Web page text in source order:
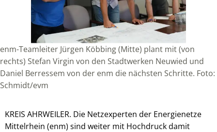
enm-Teamleiter Jürgen Köbbing (Mitte) plant mit (von
rechts) Stefan Virgin von den Stadtwerken Neuwied und
Daniel Berressem von der enm die nächsten Schritte. Foto:
Schmidt/evm
KREIS AHRWEILER. Die Netzexperten der Energienetze
Mittelrhein (enm) sind weiter mit Hochdruck damit